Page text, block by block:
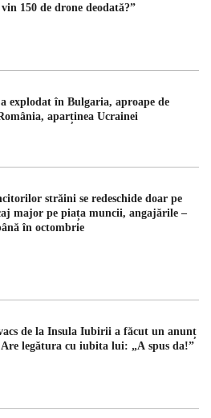
150 de drone deodată?”
explodat în Bulgaria, aproape de
aparținea Ucrainei
străini se redeschide doar pe
major pe piața muncii, angajările –
în octombrie
de la Insula Iubirii a făcut un anunț
legătura cu iubita lui: „A spus da!”